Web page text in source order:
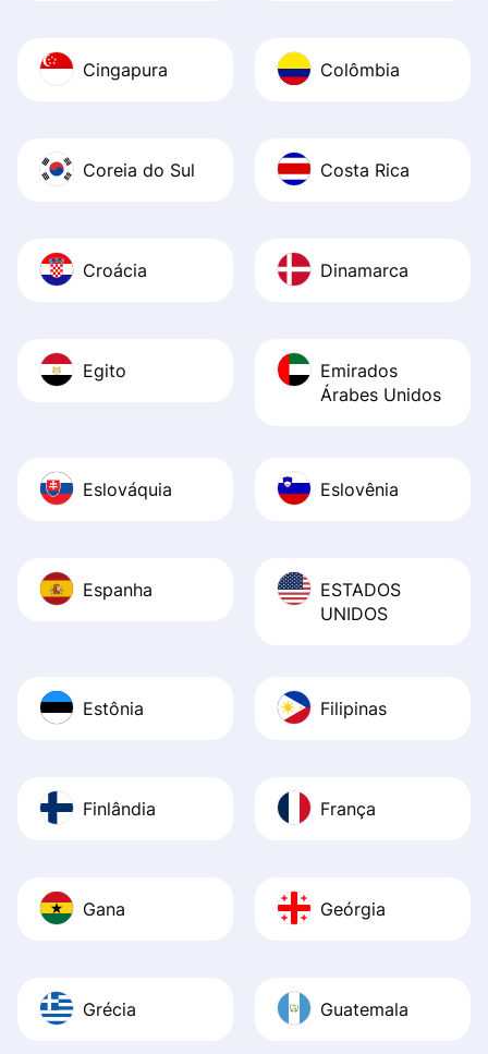
Cingapura Colômbia
Coreia do Sul Costa Rica
Croácia Dinamarca
Egito
Emirados
Árabes Unidos
Eslováquia Eslovênia
Espanha
ESTADOS
UNIDOS
Estônia Filipinas
Finlândia França
Gana Geórgia
Grécia Guatemala